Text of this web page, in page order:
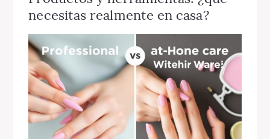
necesitas realmente en casa?